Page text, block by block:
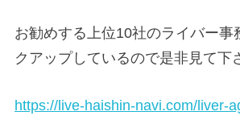
お勧めする上位10社のライバー事
クアップしているので是非見て下
https://live-haishin-navi.com/liver-